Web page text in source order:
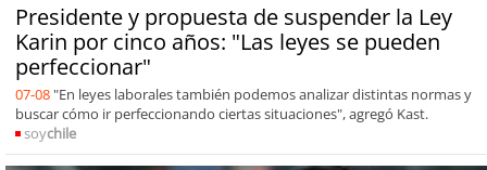
Presidente y propuesta de suspender la Ley
Karin por cinco años: "Las leyes se pueden
perfeccionar"
07-08 "En leyes laborales también podemos analizar distintas normas y
buscar cómo ir perfeccionando ciertas situaciones", agregó Kast.
soychile